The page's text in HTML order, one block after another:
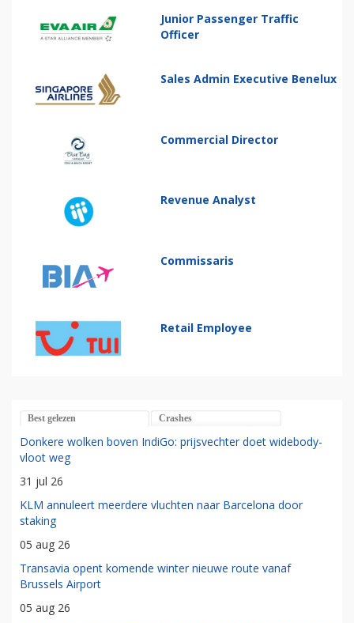
Junior Passenger Traffic
Officer
Sales Admin Executive Benelux
Commercial Director
Revenue Analyst
Commissaris
Retail Employee
Best gelezen Crashes
Donkere wolken boven IndiGo: prijsvechter doet widebody-
vloot weg
31 jul 26
KLM annuleert meerdere vluchten naar Barcelona door
staking
05 aug 26
Transavia opent komende winter nieuwe route vanaf
Brussels Airport
05 aug 26